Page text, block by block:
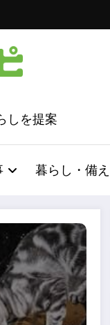
しを提案
暮らし・備え